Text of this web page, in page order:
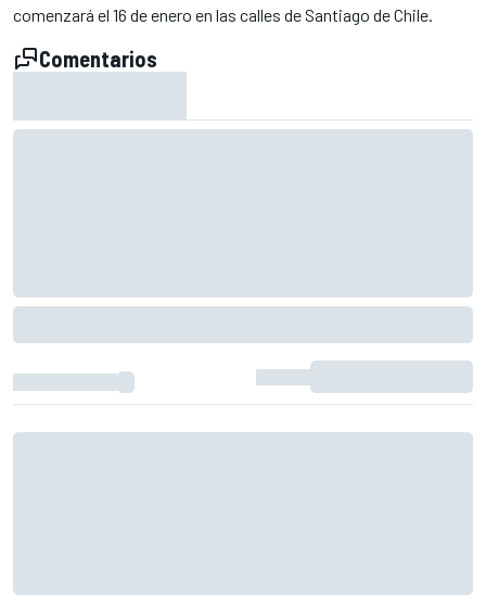
comenzará el 16 de enero en las calles de Santiago de Chile.
Comentarios